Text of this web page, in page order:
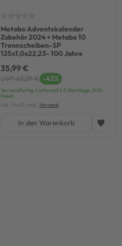
Metabo Adventskalender
Zubehör 2024 + Metabo 10
Trennscheiben-SP
125x1,0x22,23- 100 Jahre
35,99 €
UVP 63,29 € -43%
Versandfertig, Lieferzeit 1-3 Werktage, DHL-
Paket
inkl. MwSt. zzgl. Versand
In den Warenkorb